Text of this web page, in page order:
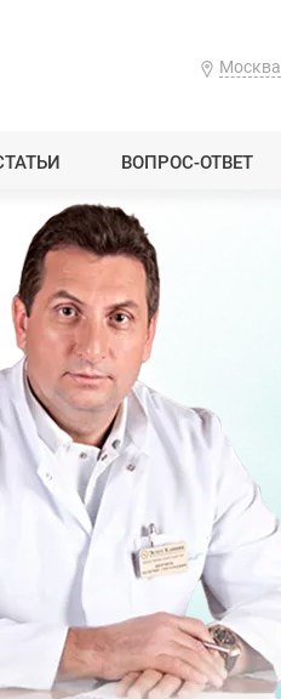
Москва
ВОПРОС-ОТВЕТ